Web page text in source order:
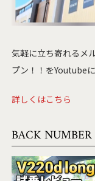
気軽に立ち寄れるメ
プン！！をYoutube
詳しくはこちら
BACK NUMBER